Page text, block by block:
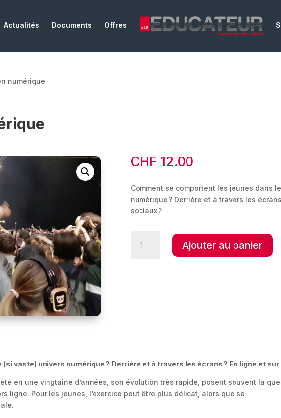
Actualités Documents Offres
numérique
CHF 12.00
Comment se comportent les jeunes dans
numérique ? Derrière et à travers les
sociaux ?
Ajouter au panier
:
vaste) univers numérique ? Derrière et à travers les écrans ? En ligne et
en une vingtaine d’années, son évolution très rapide, posent souvent la
ligne. Pour les jeunes, l’exercice peut être plus délicat, alors que se